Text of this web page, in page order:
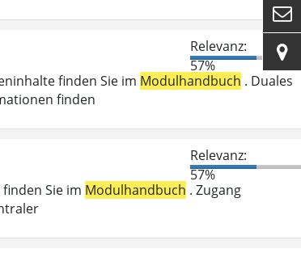
Relevanz:
57%
finden Sie im Modulhandbuch . Duales
finden
Relevanz:
57%
Sie im Modulhandbuch . Zugang

